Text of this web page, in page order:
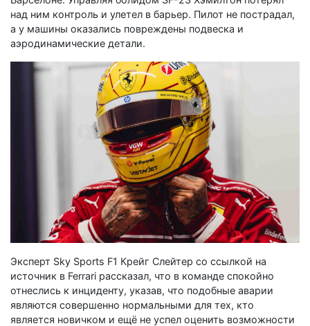
над ним контроль и улетел в барьер. Пилот не пострадал,
а у машины оказались повреждены подвеска и
аэродинамические детали.
Эксперт Sky Sports F1 Крейг Слейтер со ссылкой на
источник в Ferrari рассказал, что в команде спокойно
отнеслись к инциденту, указав, что подобные аварии
являются совершенно нормальными для тех, кто
является новичком и ещё не успел оценить возможности